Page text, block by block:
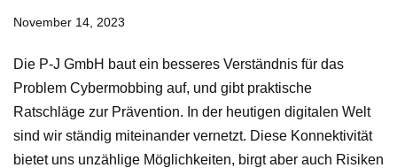
November 14, 2023
Die P-J GmbH baut ein besseres Verständnis für das
Problem Cybermobbing auf, und gibt praktische
Ratschläge zur Prävention. In der heutigen digitalen Welt
sind wir ständig miteinander vernetzt. Diese Konnektivität
bietet uns unzählige Möglichkeiten, birgt aber auch Risiken